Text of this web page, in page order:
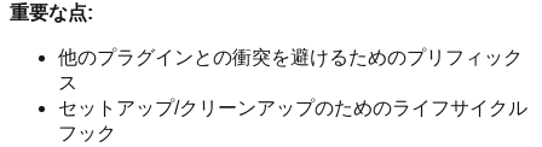
重要な点:
他のプラグインとの衝突を避けるためのプリフィック
ス
セットアップ/クリーンアップのためのライフサイクル
フック